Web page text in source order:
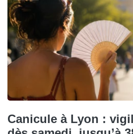
Canicule à Lyon :